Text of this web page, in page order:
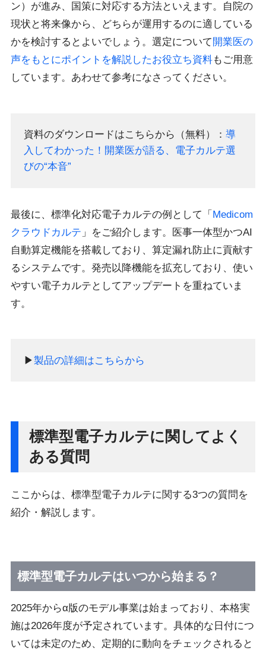
ン）が進み、国策に対応する方法といえます。自院の
現状と将来像から、どちらが運用するのに適している
かを検討するとよいでしょう。選定について 開業医の
声をもとにポイントを解説したお役立ち資料もご用意
しています。あわせて参考になさってください。
資料のダウンロードはこちらから（無料）：導
入してわかった！開業医が語る、電子カルテ選
びの“本音”
最後に、標準化対応電子カルテの例として「 Medicom
クラウドカルテ 」をご紹介します。医事一体型かつAI
自動算定機能を搭載しており、算定漏れ防止に貢献す
るシステムです。発売以降機能を拡充しており、使い
やすい電子カルテとしてアップデートを重ねていま
す。
▶製品の詳細はこちらから
標準型電子カルテに関してよく
ある質問
ここからは、標準型電子カルテに関する3つの質問を
紹介・解説します。
標準型電子カルテはいつから始まる？
2025年からα版のモデル事業は始まっており、本格実
施は2026年度が予定されています。具体的な日付につ
いては未定のため、定期的に動向をチェックされると